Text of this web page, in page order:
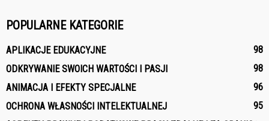
POPULARNE KATEGORIE
APLIKACJE EDUKACYJNE
98
ODKRYWANIE SWOICH WARTOŚCI I PASJI
98
ANIMACJA I EFEKTY SPECJALNE
96
OCHRONA WŁASNOŚCI INTELEKTUALNEJ
95